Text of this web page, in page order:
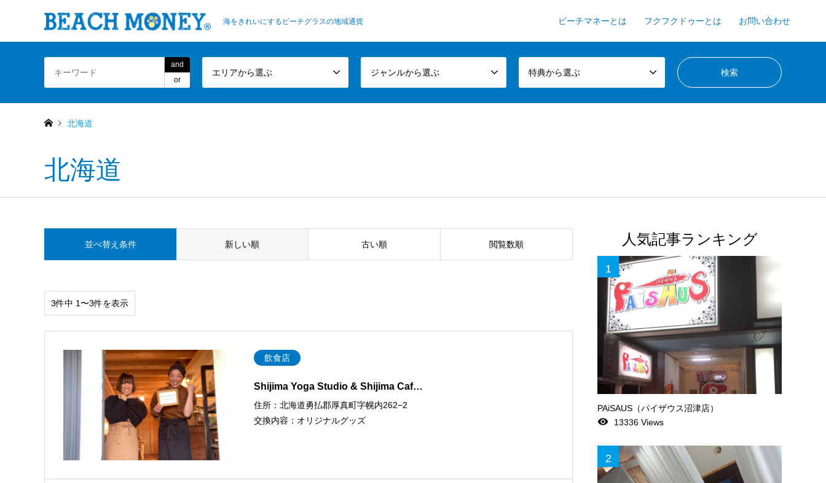
海をきれいにするビーチグラスの地域通貨 ビーチマネーとは フクフクドゥーとは お問い合わせ
and
or
エリアから選ぶ ジャンルから選ぶ 特典から選ぶ
北海道
北海道
並べ替え条件 新しい順 古い順 閲覧数順
3件中 1〜3件を表示
飲食店
Shijima Yoga Studio & Shijima Caf…
住所：北海道勇払郡厚真町字幌内262−2
交換内容： オリジナルグッズ
人気記事ランキング
1
PAiSAUS（パイザウス沼津店）
remove_red_eye 13336 Views
2